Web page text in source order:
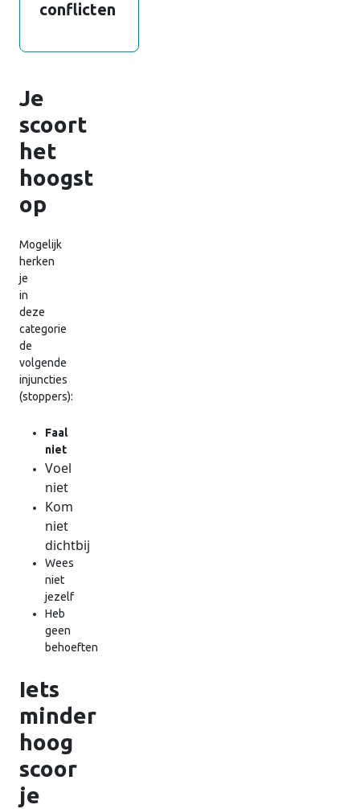
conflicten
Je
scoort
het
hoogst
op
Mogelijk
herken
je
in
deze
categorie
de
volgende
injuncties
(stoppers):
Faal
niet
Voel
niet
Kom
niet
dichtbij
Wees
niet
jezelf
Heb
geen
behoeften
Iets
minder
hoog
scoor
je